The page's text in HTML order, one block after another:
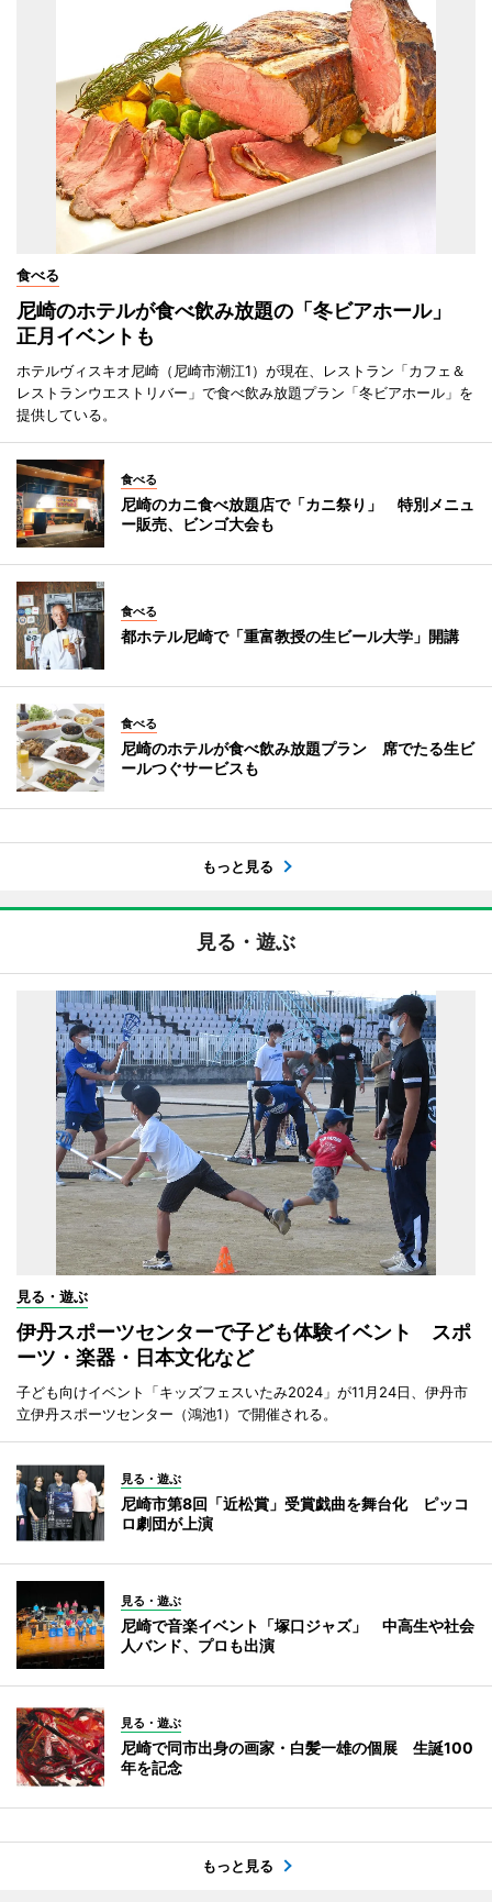
食べる
尼崎のホテルが食べ飲み放題の「冬ビアホール」
正月イベントも
ホテルヴィスキオ尼崎（尼崎市潮江1）が現在、レストラン「カフェ＆
レストランウエストリバー」で食べ飲み放題プラン「冬ビアホール」を
提供している。
食べる
尼崎のカニ食べ放題店で「カニ祭り」 特別メニュ
ー販売、ビンゴ大会も
食べる
都ホテル尼崎で「重富教授の生ビール大学」開講
食べる
尼崎のホテルが食べ飲み放題プラン 席でたる生ビ
ールつぐサービスも
もっと見る
見る・遊ぶ
見る・遊ぶ
伊丹スポーツセンターで子ども体験イベント スポ
ーツ・楽器・日本文化など
子ども向けイベント「キッズフェスいたみ2024」が11月24日、伊丹市
立伊丹スポーツセンター（鴻池1）で開催される。
見る・遊ぶ
尼崎市第8回「近松賞」受賞戯曲を舞台化 ピッコ
ロ劇団が上演
見る・遊ぶ
尼崎で音楽イベント「塚口ジャズ」 中高生や社会
人バンド、プロも出演
見る・遊ぶ
尼崎で同市出身の画家・白髪一雄の個展 生誕100
年を記念
もっと見る